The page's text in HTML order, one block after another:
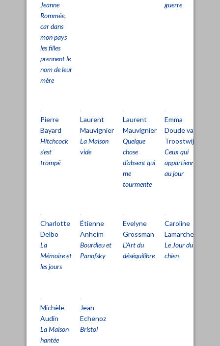
Jeanne
Rommée,
car dans
mon pays
les filles
prennent le
nom de leur
mère
guerre
Pierre
Bayard
Hitchcock
s'est
trompé
Laurent
Mauvignier
La Maison
vide
Laurent
Mauvignier
Quelque
chose
d'absent qui
me
tourmente
Emma
Doude van
Troostwijk
Ceux qui
appartiennent
au jour
Charlotte
Delbo
La
Mémoire et
les jours
Étienne
Anheim
Bourdieu et
Panofsky
Evelyne
Grossman
L'Art du
déséquilibre
Caroline
Lamarche
Le Jour du
chien
Michèle
Audin
La Maison
hantée
Jean
Echenoz
Bristol